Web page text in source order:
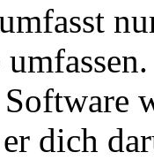
dich